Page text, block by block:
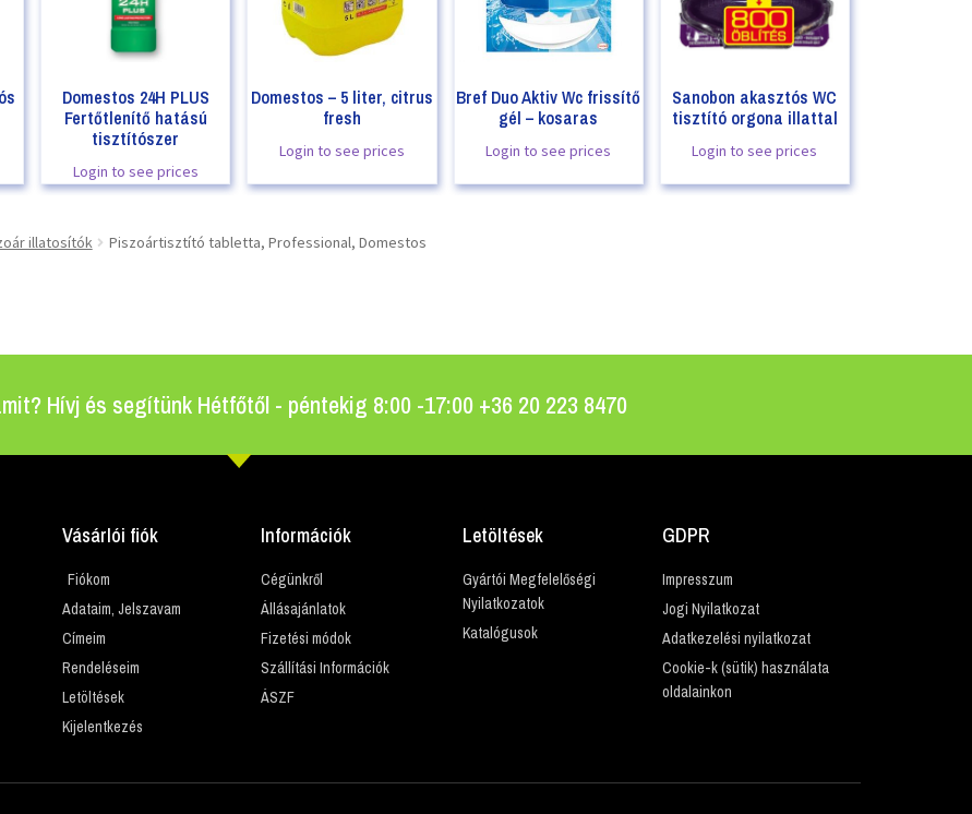
Domestos 24H PLUS
Fertőtlenítő hatású
tisztítószer
Login to see prices
Domestos – 5 liter, citrus
fresh
Login to see prices
Bref Duo Aktiv Wc frissítő
gél – kosaras
Login to see prices
Sanobon akasztós WC
tisztító orgona illattal
Login to see prices
illatosítók Piszoártisztító tabletta, Professional, Domestos
Hívj és segítünk Hétfőtől - péntekig 8:00 -17:00 +36 20 223 8470
Vásárlói fiók
Fiókom
Adataim, Jelszavam
Címeim
Rendeléseim
Letöltések
Kijelentkezés
Információk
Cégünkről
Állásajánlatok
Fizetési módok
Szállítási Információk
ÁSZF
Letöltések
Gyártói Megfelelőségi
Nyilatkozatok
Katalógusok
GDPR
Impresszum
Jogi Nyilatkozat
Adatkezelési nyilatkozat
Cookie-k (sütik) használata
oldalainkon